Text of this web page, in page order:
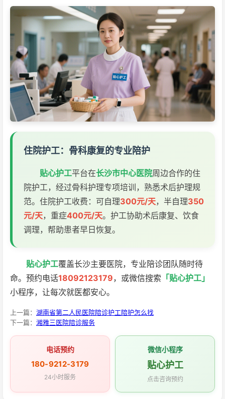
住院护工：骨科康复的专业陪护
贴心护工平台在长沙市中心医院周边合作的住
院护工，经过骨科护理专项培训，熟悉术后护理规
范。住院护工收费：可自理300元/天，半自理350
元/天，重症400元/天。护工协助术后康复、饮食
调理，帮助患者早日恢复。
贴心护工覆盖长沙主要医院，专业陪诊团队随时待
命。预约电话18092123179，或微信搜索 「贴心护工」
小程序，让每次就医都安心。
上一篇： 湖南省第二人民医院陪诊护工陪护怎么找
下一篇： 湘雅三医院陪诊服务
电话预约
180-9212-3179
24小时服务
微信小程序
贴心护工
点击咨询预约